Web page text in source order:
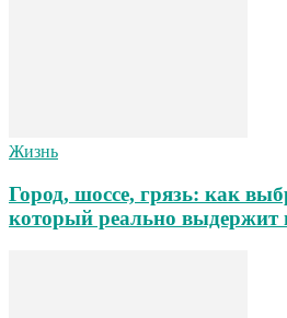
Жизнь
Город, шоссе, грязь: как
который реально